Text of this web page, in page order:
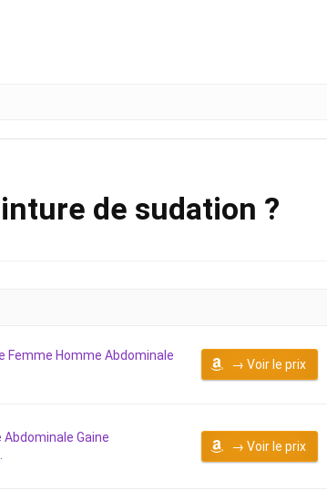
de sudation ?
Femme Homme Abdominale
→ Voir le prix
Gaine
→ Voir le prix